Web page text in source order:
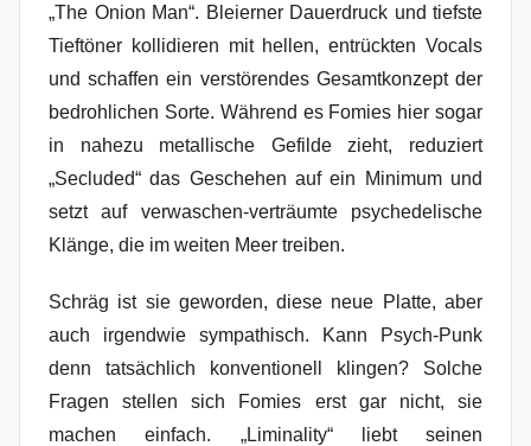
„The Onion Man“. Bleierner Dauerdruck und tiefste
Tieftöner kollidieren mit hellen, entrückten Vocals
und schaffen ein verstörendes Gesamtkonzept der
bedrohlichen Sorte. Während es Fomies hier sogar
in nahezu metallische Gefilde zieht, reduziert
„Secluded“ das Geschehen auf ein Minimum und
setzt auf verwaschen-verträumte psychedelische
Klänge, die im weiten Meer treiben.
Schräg ist sie geworden, diese neue Platte, aber
auch irgendwie sympathisch. Kann Psych-Punk
denn tatsächlich konventionell klingen? Solche
Fragen stellen sich Fomies erst gar nicht, sie
machen einfach. „Liminality“ liebt seinen